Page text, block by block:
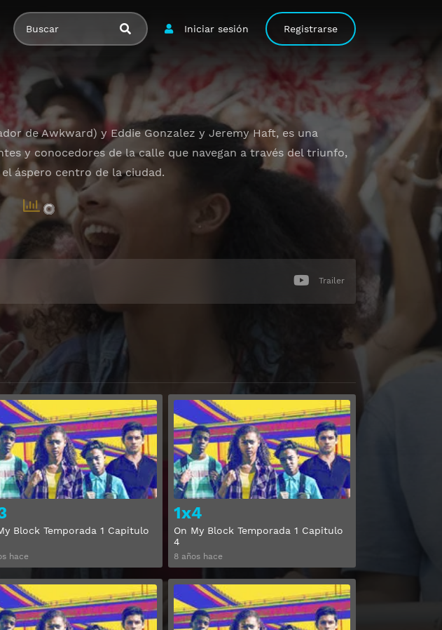
Iniciar sesión Registrarse
de Awkward) y Eddie Gonzalez y Jeremy Haft, es una
y conocedores de la calle que navegan a través del triunfo,
áspero centro de la ciudad.
Trailer
Block Temporada 1 Capitulo
hace
Ver
1x4
On My Block Temporada 1 Capitulo
4
8 años hace
Ver